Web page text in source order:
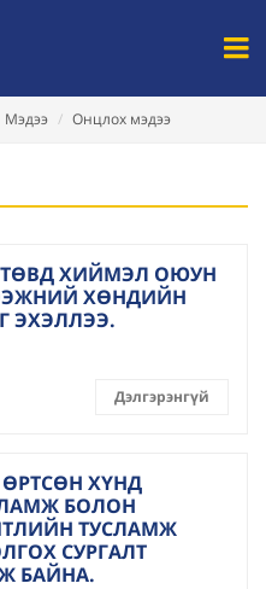
Мэдээ Онцлох мэдээ
ХИЙМЭЛ ОЮУН
ХӨНДИЙН
ЭХЭЛЛЭЭ.
Дэлгэрэнгүй
ХҮНД
БОЛОН
ТУСЛАМЖ
СУРГАЛТ
БАЙНА.